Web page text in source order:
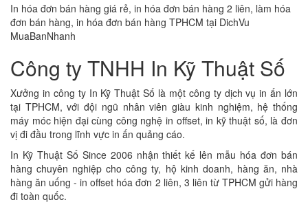
In hóa đơn bán hàng giá rẻ, in hóa đơn bán hàng 2 liên, làm hóa
đơn bán hàng, in hóa đơn bán hàng TPHCM tại DichVu
MuaBanNhanh
Công ty TNHH In Kỹ Thuật Số
Xưởng in công ty In Kỹ Thuật Số là một công ty dịch vụ in ấn lớn
tại TPHCM, với đội ngũ nhân viên giàu kinh nghiệm, hệ thống
máy móc hiện đại cùng công nghệ in offset, in kỹ thuật số, là đơn
vị đi đầu trong lĩnh vực in ấn quảng cáo.
In Kỹ Thuật Số Since 2006 nhận thiết kế lên mẫu hóa đơn bán
hàng chuyên nghiệp cho công ty, hộ kinh doanh, hàng ăn, nhà
hàng ăn uống - in offset hóa đơn 2 liên, 3 liên từ TPHCM gửi hàng
đi toàn quốc.